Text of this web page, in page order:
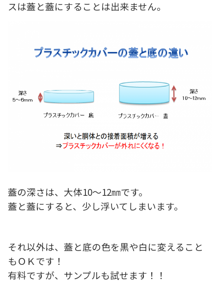
スは蓋と蓋にすることは出来ません。
蓋の深さは、大体10～12㎜です。
蓋と蓋にすると、少し浮いてしまいます。
それ以外は、蓋と底の色を黒や白に変えること
もＯＫです！
有料ですが、サンプルも試せます！！